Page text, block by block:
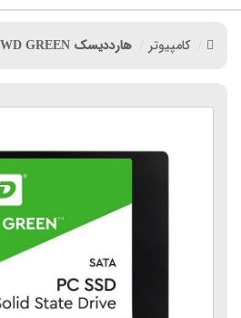
کامپیوتر هارددیسک SSD 120GB WD GREEN